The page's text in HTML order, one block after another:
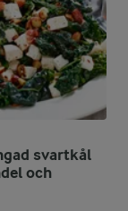
svartkål
och